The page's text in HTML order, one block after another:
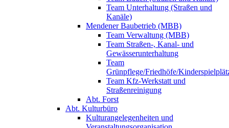
Team Unterhaltung (Straßen und
Kanäle)
Mendener Baubetrieb (MBB)
Team Verwaltung (MBB)
Team Straßen-, Kanal- und
Gewässerunterhaltung
Team
Grünpflege/Friedhöfe/
Team Kfz-Werkstatt und
Straßenreinigung
Abt. Forst
Abt. Kulturbüro
Kulturangelegenheiten und